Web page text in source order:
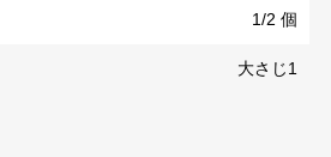
1/2 個
大さじ1